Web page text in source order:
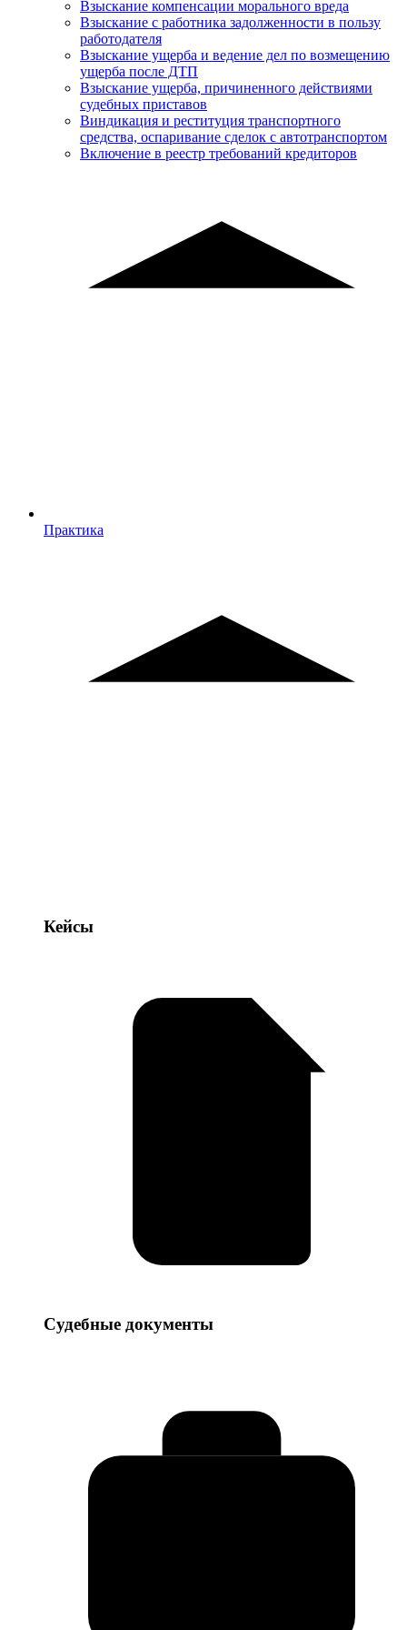
Взыскание компенсации морального вреда
Взыскание с работника задолженности в пользу
работодателя
Взыскание ущерба и ведение дел по возмещению
ущерба после ДТП
Взыскание ущерба, причиненного действиями
судебных приставов
Виндикация и реституция транспортного
средства, оспаривание сделок с автотранспортом
Включение в реестр требований кредиторов
Практика
Практика
Кейсы
Кейсы
Судебные
Судебные документы